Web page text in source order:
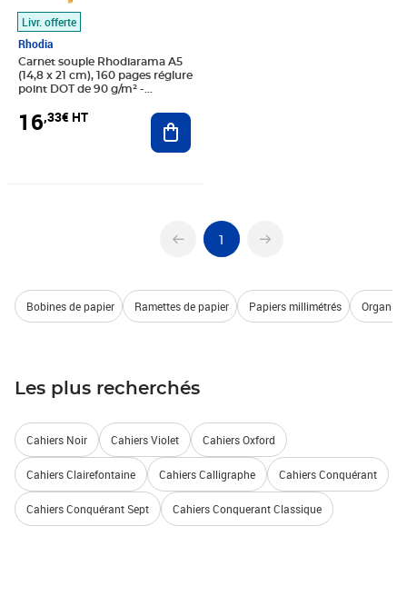
Livr. offerte
Rhodia
Carnet souple Rhodiarama A5
(14,8 x 21 cm), 160 pages réglure
point DOT de 90 g/m² -
16,33€ HT Ajouter au panier
1
Bobines de papier Ramettes de papier Papiers millimétrés
Les plus recherchés
Cahiers Noir Cahiers Violet Cahiers Oxford
Cahiers Clairefontaine Cahiers Calligraphe Cahiers Conquérant
Cahiers Conquérant Sept Cahiers Conquerant Classique